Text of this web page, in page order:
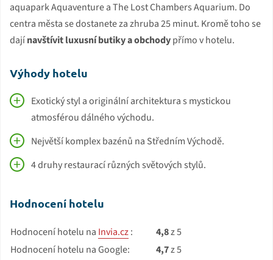
aquapark Aquaventure a The Lost Chambers Aquarium. Do
centra města se dostanete za zhruba 25 minut. Kromě toho se
dajínavštívit luxusní butiky a obchodypřímo v hotelu.
Výhody hotelu
Exotický styl a originální architektura s mystickou
atmosférou dálného východu.
Největší komplex bazénů na Středním Východě.
4 druhy restaurací různých světových stylů.
Hodnocení hotelu
Hodnocení hotelu na Invia.cz: 4,8z 5
Hodnocení hotelu na Google:
4,7z 5